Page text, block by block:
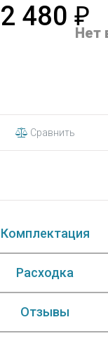
2 480 ₽
Нет
Сравнить
Комплектация
Расходка
Отзывы